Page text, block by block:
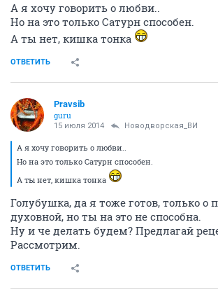
А я хочу говорить о любви..
Но на это только Сатурн способен.
А ты нет, кишка тонка
ОТВЕТИТЬ
Pravsib
guru
15 июля 2014 Новодворcкая_ВИ
А я хочу говорить о любви..
Но на это только Сатурн способен.
А ты нет, кишка тонка
Голубушка, да я тоже готов, только о
духовной, но ты на это не способна.
Ну и че делать будем? Предлагай
Рассмотрим.
ОТВЕТИТЬ